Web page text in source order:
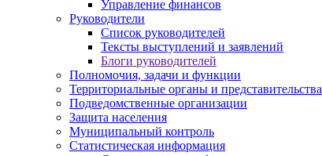
Управление финансов
Руководители
Список руководителей
Тексты выступлений и заявлений
Блоги руководителей
Полномочия, задачи и функции
Территориальные органы и представительства
Подведомственные организации
Защита населения
Муниципальный контроль
Статистическая информация